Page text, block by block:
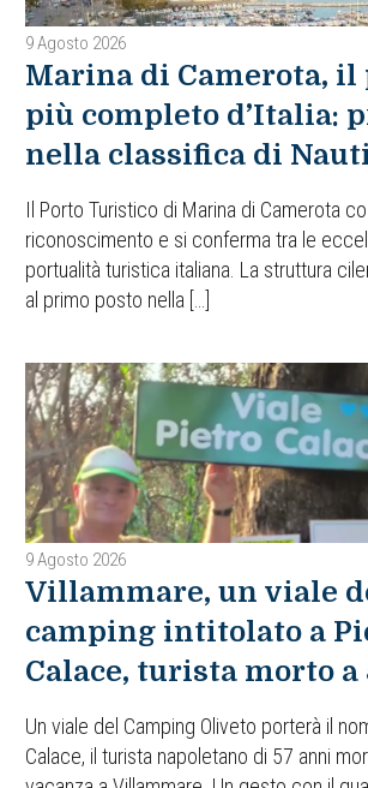
9 Agosto 2026
Marina di Camerota, il
più completo d’Italia:
nella classifica di
Il Porto Turistico di Marina di Camerota
riconoscimento e si conferma tra le
portualità turistica italiana. La struttura
al primo posto nella […]
9 Agosto 2026
Villammare, un viale
camping intitolato a
Calace, turista morto a
Un viale del Camping Oliveto porterà il
Calace, il turista napoletano di 57 anni